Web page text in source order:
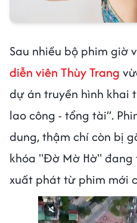
Sau nhiều bộ phim giờ
diễn viên Thùy Trang
dự án truyền hình khai
lao công - tổng tài”.
dung, thậm chí còn bị
khóa "Đờ Mờ Hờ" đang
xuất phát từ phim mới